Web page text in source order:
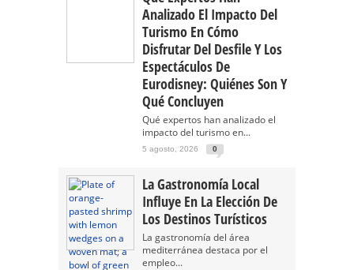
Analizado El Impacto Del
Turismo En Cómo
Disfrutar Del Desfile Y Los
Espectáculos De
Eurodisney: Quiénes Son Y
Qué Concluyen
Qué expertos han analizado el
impacto del turismo en...
5 agosto, 2026 0
La Gastronomía Local
Influye En La Elección De
Los Destinos Turísticos
La gastronomía del área
mediterránea destaca por el
empleo...